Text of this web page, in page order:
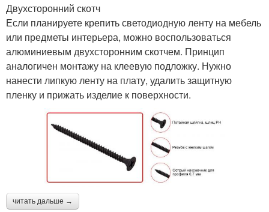
Двухсторонний скотч
Если планируете крепить светодиодную ленту на мебель
или предметы интерьера, можно воспользоваться
алюминиевым двухсторонним скотчем. Принцип
аналогичен монтажу на клеевую подложку. Нужно
нанести липкую ленту на плату, удалить защитную
пленку и прижать изделие к поверхности.
читать дальше →